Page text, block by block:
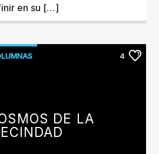
en su […]
4
DE LA